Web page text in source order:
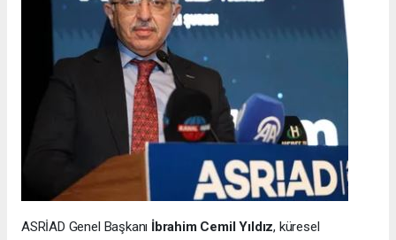
ASRİAD Genel Başkanı İbrahim Cemil Yıldız, küresel